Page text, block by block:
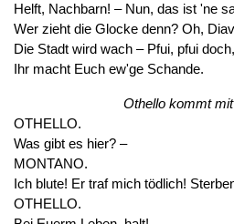
Helft, Nachbarn! – Nun, das ist 'ne
Wer zieht die Glocke denn? Oh,
Die Stadt wird wach – Pfui, pfui
Ihr macht Euch ew'ge Schande.
Othello kommt
OTHELLO.
Was gibt es hier? –
MONTANO.
Ich blute! Er traf mich tödlich!
OTHELLO.